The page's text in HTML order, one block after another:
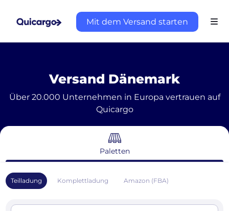
Mit dem Versand starten
Versand Dänemark
Über 20.000 Unternehmen in Europa vertrauen auf
Quicargo
Paletten
Teilladung Komplettladung Amazon (FBA)